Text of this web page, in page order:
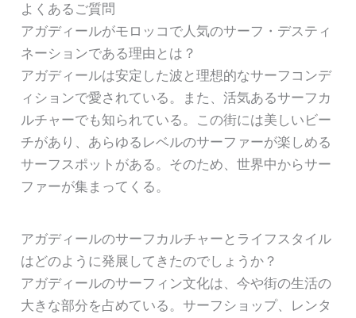
よくあるご質問
アガディールがモロッコで人気のサーフ・デスティ
ネーションである理由とは？
アガディールは安定した波と理想的なサーフコンデ
ィションで愛されている。また、活気あるサーフカ
ルチャーでも知られている。この街には美しいビー
チがあり、あらゆるレベルのサーファーが楽しめる
サーフスポットがある。そのため、世界中からサー
ファーが集まってくる。
アガディールのサーフカルチャーとライフスタイル
はどのように発展してきたのでしょうか？
アガディールのサーフィン文化は、今や街の生活の
大きな部分を占めている。サーフショップ、レンタ